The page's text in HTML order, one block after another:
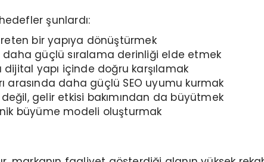
şunlardı:
bir yapıya dönüştürmek
güçlü sıralama derinliği elde etmek
dijital yapı içinde doğru karşılamak
daha güçlü SEO uyumu kurmak
gelir etkisi bakımından da büyütmek
büyüme modeli oluşturmak